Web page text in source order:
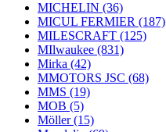
MICHELIN (36)
MICUL FERMIER (187)
MILESCRAFT (125)
MIlwaukee (831)
Mirka (42)
MMOTORS JSC (68)
MMS (19)
MOB (5)
Möller(15)